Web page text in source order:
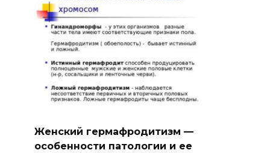
Женский гермафродитизм —
особенности патологии и ее